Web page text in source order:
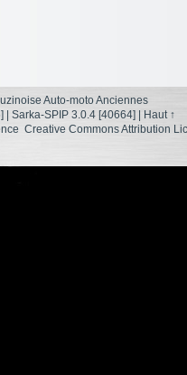
Auto-moto Anciennes
Sarka-SPIP 3.0.4 [40664]
Haut ↑
Creative Commons Attribution